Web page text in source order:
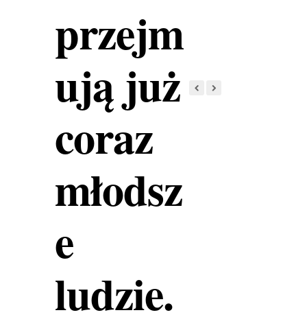
przejm
ują już
coraz
młodsz
e
ludzie.